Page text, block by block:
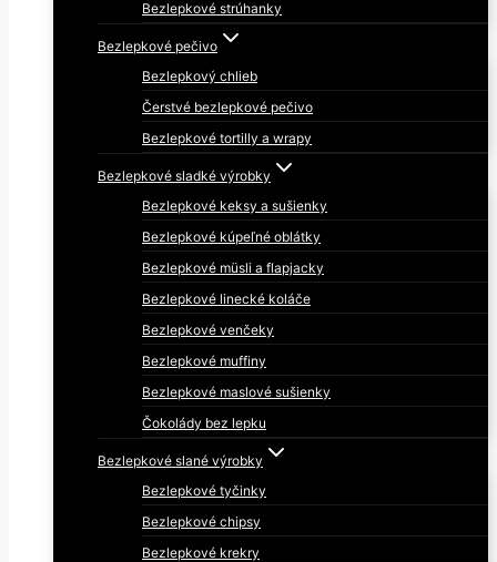
Bezlepkové strúhanky
Bezlepkové pečivo
Bezlepkový chlieb
Čerstvé bezlepkové pečivo
Bezlepkové tortilly a wrapy
Bezlepkové sladké výrobky
Bezlepkové keksy a sušienky
Bezlepkové kúpeľné oblátky
Bezlepkové müsli a flapjacky
Bezlepkové linecké koláče
Bezlepkové venčeky
Bezlepkové muffiny
Bezlepkové maslové sušienky
Čokolády bez lepku
Bezlepkové slané výrobky
Bezlepkové tyčinky
Bezlepkové chipsy
Bezlepkové krekry